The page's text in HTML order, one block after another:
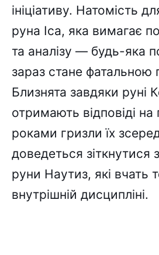
ініціативу. Натомість
руна Іса, яка вимагає
та аналізу — будь-яка
зараз стане
Близнята завдяки руні
отримають відповіді
роками гризли їх
доведеться
руни Наутиз, які вчать
внутрішній дисципліні.